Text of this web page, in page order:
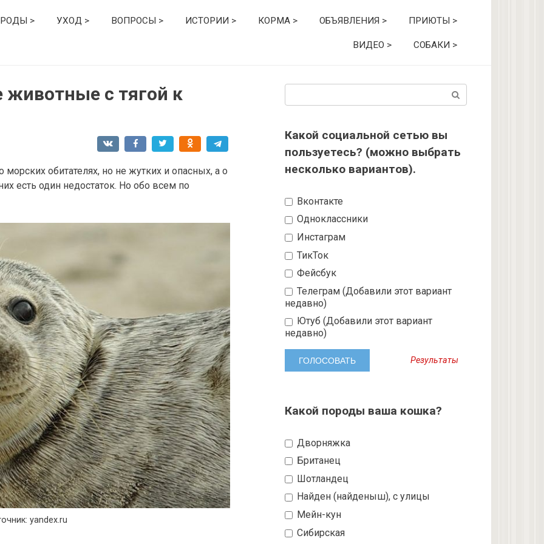
> УХОД > ВОПРОСЫ > ИСТОРИИ > КОРМА > ОБЪЯВЛЕНИЯ > ПРИЮТЫ >
ВИДЕО > СОБАКИ >
с тягой к
обитателях, но не жутких и опасных, а о
есть один недостаток. Но обо всем по
yandex.ru
Какой социальной сетью вы
пользуетесь? (можно выбрать
несколько вариантов).
Вконтакте
Одноклассники
Инстаграм
ТикТок
Фейсбук
Телеграм (Добавили этот вариант
недавно)
Ютуб (Добавили этот вариант
недавно)
Результаты
Какой породы ваша кошка?
Дворняжка
Британец
Шотландец
Найден (найденыш), с улицы
Мейн-кун
Сибирская